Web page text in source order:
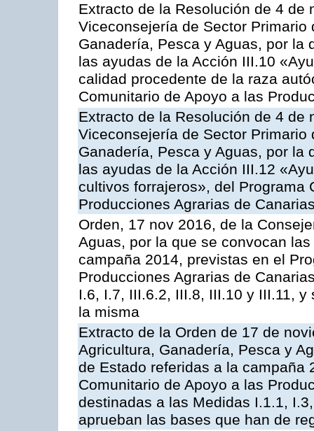
Extracto de la Resolución de 4 de
Viceconsejería de Sector
Ganadería, Pesca y Aguas, por la
las ayudas de la Acción III.10
calidad procedente de la raza
Comunitario de Apoyo a las
Extracto de la Resolución de 4 de
Viceconsejería de Sector
Ganadería, Pesca y Aguas, por la
las ayudas de la Acción III.12
cultivos forrajeros», del Programa
Producciones Agrarias de
Orden, 17 nov 2016, de la
Aguas, por la que se convocan
campaña 2014, previstas en el
Producciones Agrarias de
I.6, I.7, III.6.2, III.8, III.10 y III.11,
la misma
Extracto de la Orden de 17 de
Agricultura, Ganadería, Pesca y
de Estado referidas a la campaña
Comunitario de Apoyo a las
destinadas a las Medidas I.1.1,
aprueban las bases que han de